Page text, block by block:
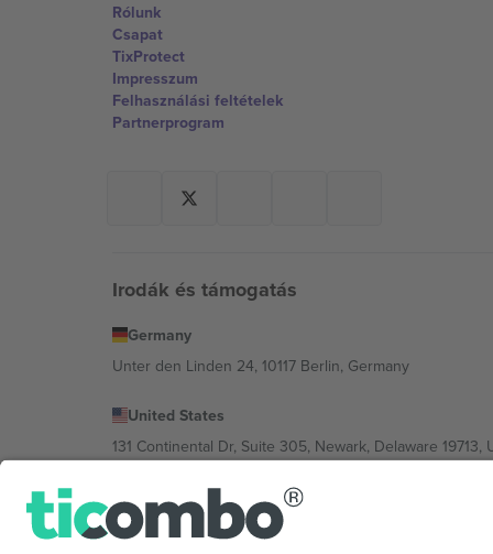
Rólunk
Csapat
TixProtect
Impresszum
Felhasználási feltételek
Partnerprogram
Irodák és támogatás
Germany
Unter den Linden 24, 10117 Berlin, Germany
United States
131 Continental Dr, Suite 305, Newark, Delaware 19713,
Bulgaria
Regus Sofia City West, bul Totleben 53-55, 1606 Sofia,